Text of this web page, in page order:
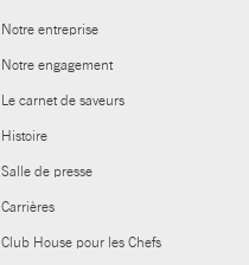
Notre entreprise
Notre engagement
Le carnet de saveurs
Histoire
Salle de presse
Carrières
Club House pour les Chefs